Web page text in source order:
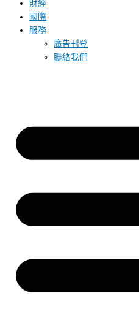
財經
國際
服務
廣告刊登
聯絡我們